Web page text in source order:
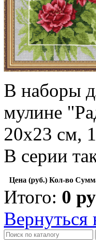
В наборы
мулине
20х23 см,
В серии
Цена (руб.) Кол-во
Итого: 0
Вернуться